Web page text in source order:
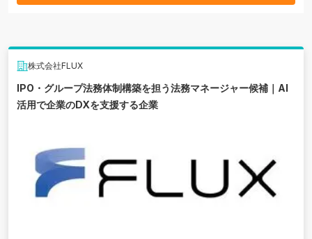
株式会社FLUX
IPO・グループ法務体制構築を担う法務マネージャー候補｜AI
活用で企業のDXを支援する企業